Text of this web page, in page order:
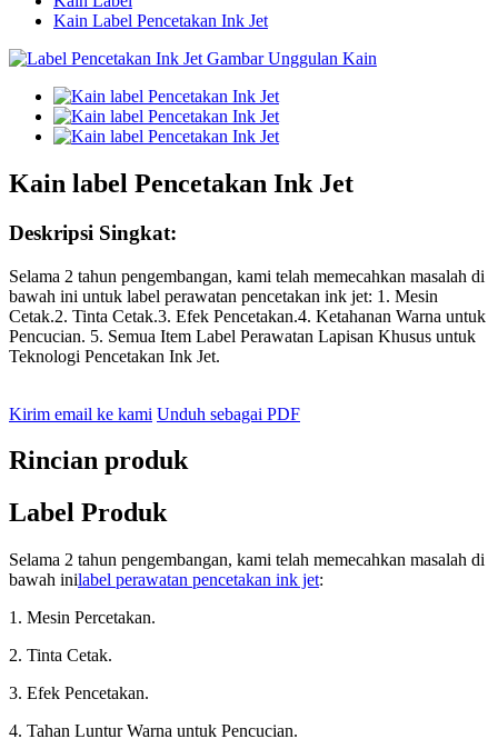
Kain Label Pencetakan Ink Jet
Kain label Pencetakan Ink Jet
Deskripsi Singkat:
Selama 2 tahun pengembangan, kami telah memecahkan masalah di
bawah ini untuk label perawatan pencetakan ink jet: 1. Mesin
Cetak.2. Tinta Cetak.3. Efek Pencetakan.4. Ketahanan Warna untuk
Pencucian. 5. Semua Item Label Perawatan Lapisan Khusus untuk
Teknologi Pencetakan Ink Jet.
Kirim email ke kami Unduh sebagai PDF
Rincian produk
Label Produk
Selama 2 tahun pengembangan, kami telah memecahkan masalah di
bawah inilabel perawatan pencetakan ink jet:
1. Mesin Percetakan.
2. Tinta Cetak.
3. Efek Pencetakan.
4. Tahan Luntur Warna untuk Pencucian.